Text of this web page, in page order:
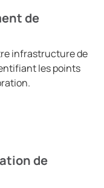
de
infrastructure de
les points
de